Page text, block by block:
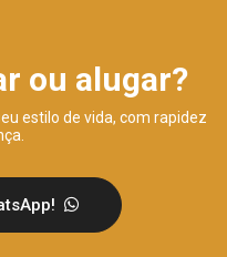
ou alugar?
estilo de vida, com rapidez